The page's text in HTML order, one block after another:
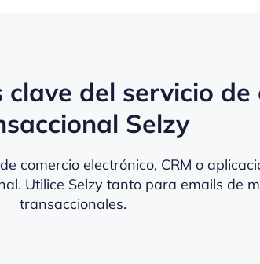
del servicio de
Selzy
comercio electrónico, CRM o
Utilice Selzy tanto para emails de
transaccionales.